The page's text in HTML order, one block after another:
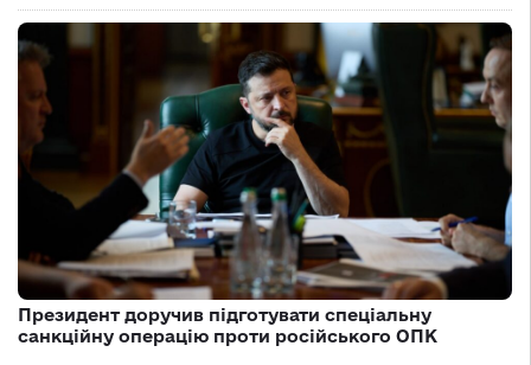
Президент доручив підготувати спеціальну
санкційну операцію проти російського ОПК